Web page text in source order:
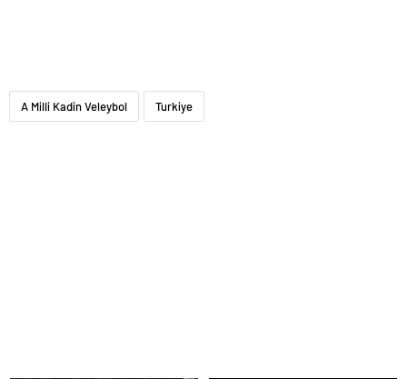
A Milli Kadin Veleybol Turkiye